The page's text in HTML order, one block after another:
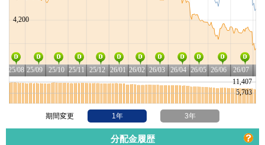
期間変更 1年 3年
分配金履歴